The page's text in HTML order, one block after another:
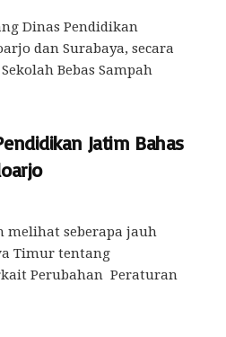
Dinas Pendidikan
dan Surabaya, secara
Bebas Sampah
Jatim Bahas
melihat seberapa jauh
Timur tentang
Perubahan Peraturan